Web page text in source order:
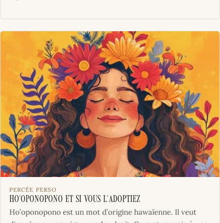
PERCÉE PERSO
Ho’oponopono et si vous l’adoptiez
Ho’oponopono est un mot d’origine hawaïenne. Il veut